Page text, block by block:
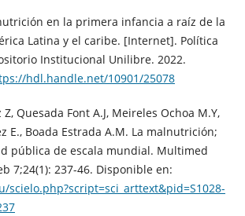
en la primera infancia a raíz de la
Latina y el caribe. [Internet]. Política
Institucional Unilibre. 2022.
hdl.handle.net/10901/25078
Z, Quesada Font A.J, Meireles Ochoa M.Y,
E., Boada Estrada A.M. La malnutrición;
pública de escala mundial. Multimed
7;24(1): 237-46. Disponible en:
scielo.php?script=sci_arttext&pid=S1028-